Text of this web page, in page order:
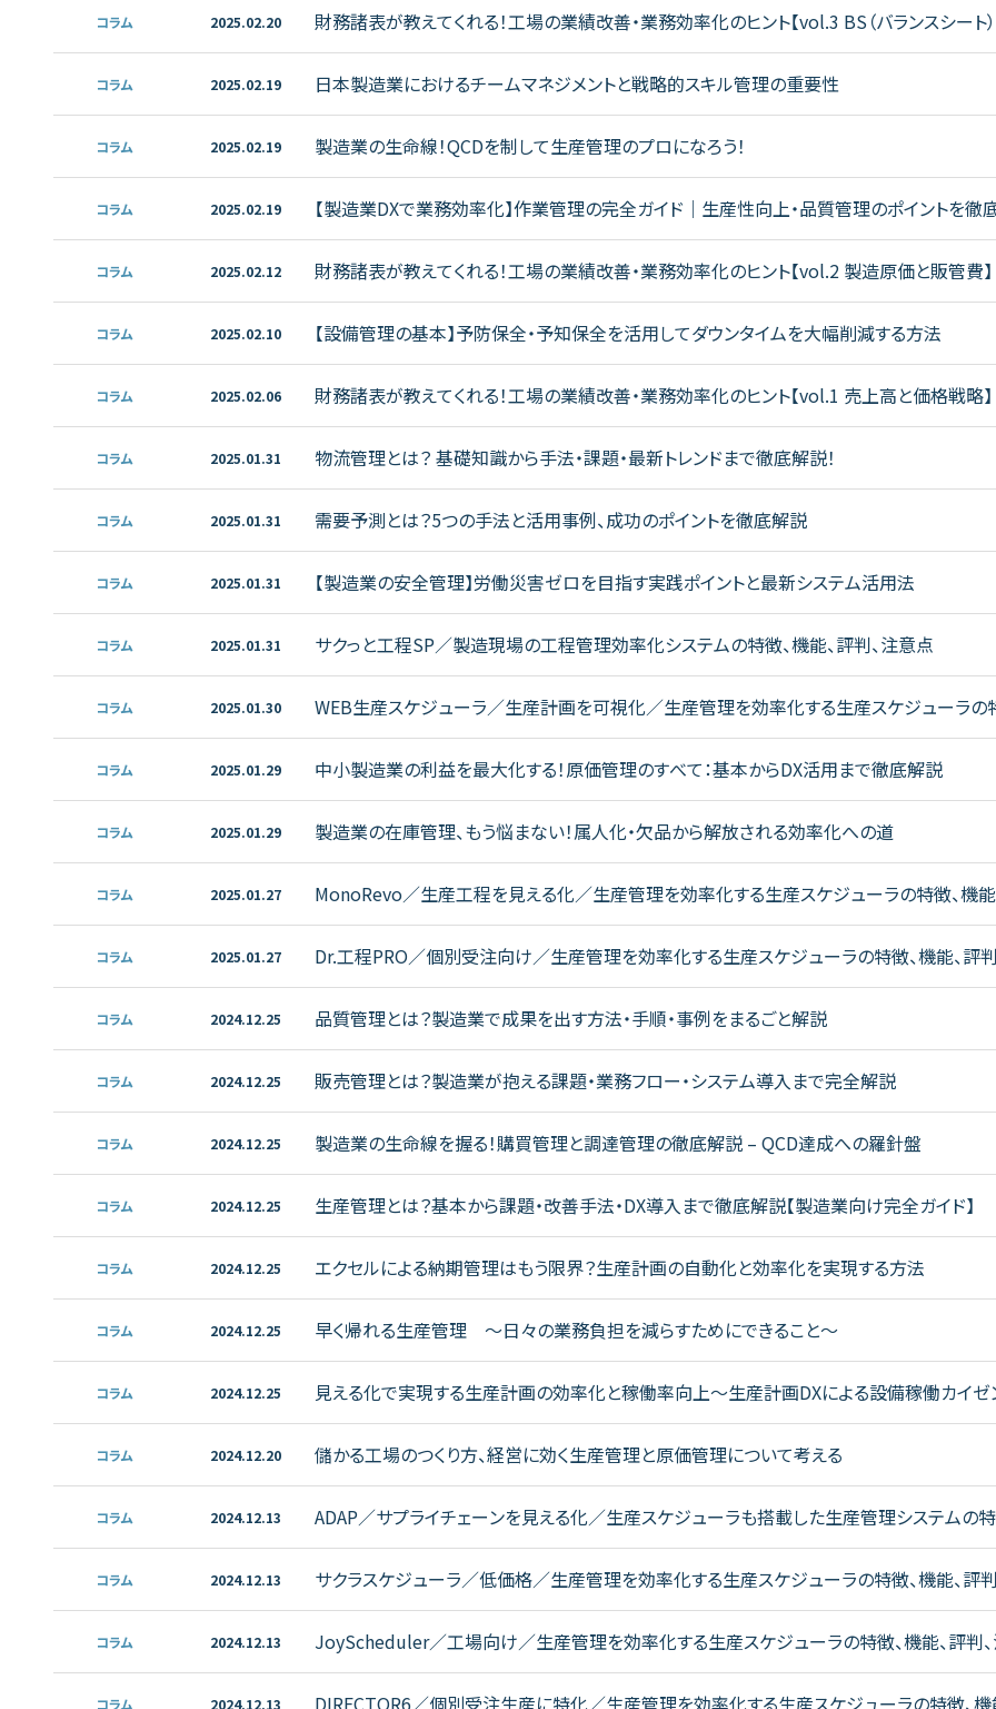
コラム 2025.02.20
財務諸表が教えてくれる！工場の業績改善・業務効率化のヒント【vol.3 BS（バランスシート
ス】
コラム 2025.02.19 日本製造業におけるチームマネジメントと戦略的スキル管理の重要性
コラム 2025.02.19 製造業の生命線！QCDを制して生産管理のプロになろう！
コラム 2025.02.19 【製造業DXで業務効率化】作業管理の完全ガイド｜生産性向上・品質管理のポイントを徹
コラム 2025.02.12 財務諸表が教えてくれる！工場の業績改善・業務効率化のヒント【vol.2 製造原価と販管費】
コラム 2025.02.10 【設備管理の基本】予防保全・予知保全を活用してダウンタイムを大幅削減する方法
コラム 2025.02.06 財務諸表が教えてくれる！工場の業績改善・業務効率化のヒント【vol.1 売上高と価格戦略】
コラム 2025.01.31 物流管理とは？ 基礎知識から手法・課題・最新トレンドまで徹底解説！
コラム 2025.01.31 需要予測とは？5つの手法と活用事例、成功のポイントを徹底解説
コラム 2025.01.31 【製造業の安全管理】労働災害ゼロを目指す実践ポイントと最新システム活用法
コラム 2025.01.31 サクっと工程SP／製造現場の工程管理効率化システムの特徴、機能、評判、注意点
コラム 2025.01.30
WEB生産スケジューラ／生産計画を可視化／生産管理を効率化する生産スケジューラの
判、注意点
コラム 2025.01.29 中小製造業の利益を最大化する！原価管理のすべて：基本からDX活用まで徹底解説
コラム 2025.01.29 製造業の在庫管理、もう悩まない！属人化・欠品から解放される効率化への道
コラム 2025.01.27
MonoRevo／生産工程を見える化／生産管理を効率化する生産スケジューラの特徴、機能
点
コラム 2025.01.27 Dr.工程PRO／個別受注向け／生産管理を効率化する生産スケジューラの特徴、機能、評
コラム 2024.12.25 品質管理とは？製造業で成果を出す方法・手順・事例をまるごと解説
コラム 2024.12.25 販売管理とは？製造業が抱える課題・業務フロー・システム導入まで完全解説
コラム 2024.12.25 製造業の生命線を握る！購買管理と調達管理の徹底解説 – QCD達成への羅針盤
コラム 2024.12.25 生産管理とは？基本から課題・改善手法・DX導入まで徹底解説【製造業向け完全ガイド】
コラム 2024.12.25 エクセルによる納期管理はもう限界？生産計画の自動化と効率化を実現する方法
コラム 2024.12.25 早く帰れる生産管理 〜日々の業務負担を減らすためにできること〜
コラム 2024.12.25 見える化で実現する生産計画の効率化と稼働率向上～生産計画DXによる設備稼働カイ
コラム 2024.12.20 儲かる工場のつくり方、経営に効く生産管理と原価管理について考える
コラム 2024.12.13
ADAP／サプライチェーンを見える化／生産スケジューラも搭載した生産管理システムの特
判、注意点
コラム 2024.12.13 サクラスケジューラ／低価格／生産管理を効率化する生産スケジューラの特徴、機能、評
コラム 2024.12.13 JoyScheduler／工場向け／生産管理を効率化する生産スケジューラの特徴、機能、評判
コラム 2024.12.13 DIRECTOR6／個別受注生産に特化／生産管理を効率化する生産スケジューラの特徴、機